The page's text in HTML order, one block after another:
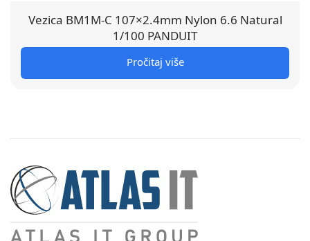
Vezica BM1M-C 107×2.4mm Nylon 6.6 Natural
1/100 PANDUIT
Pročitaj više